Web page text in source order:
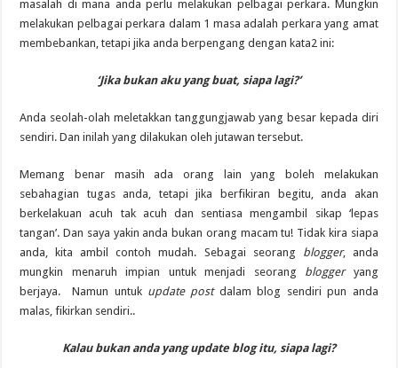
masalah di mana anda perlu melakukan pelbagai perkara. Mungkin
melakukan pelbagai perkara dalam 1 masa adalah perkara yang amat
membebankan, tetapi jika anda berpengang dengan kata2 ini:
‘Jika bukan aku yang buat, siapa lagi?’
Anda seolah-olah meletakkan tanggungjawab yang besar kepada diri
sendiri. Dan inilah yang dilakukan oleh jutawan tersebut.
Memang benar masih ada orang lain yang boleh melakukan
sebahagian tugas anda, tetapi jika berfikiran begitu, anda akan
berkelakuan acuh tak acuh dan sentiasa mengambil sikap ‘lepas
tangan’. Dan saya yakin anda bukan orang macam tu! Tidak kira siapa
anda, kita ambil contoh mudah. Sebagai seorang blogger, anda
mungkin menaruh impian untuk menjadi seorang bloggeryang
berjaya. Namun untuk update postdalam blog sendiri pun anda
malas, fikirkan sendiri..
Kalau bukan anda yang update blog itu, siapa lagi?